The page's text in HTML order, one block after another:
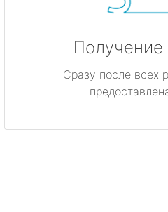
Получение
Сразу после всех